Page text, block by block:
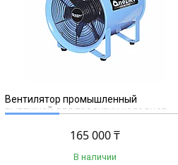
Вентилятор промышленный
вытяжной для продувки колодцев
165 000 ₸
В наличии